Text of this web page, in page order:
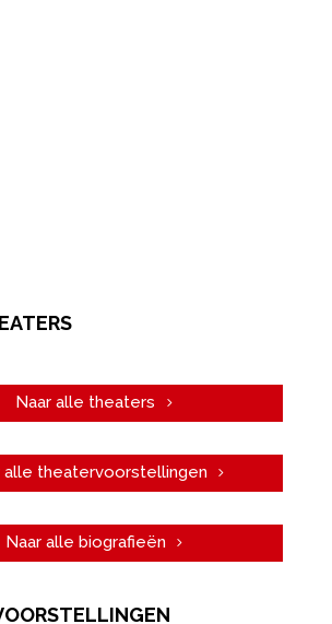
Naar alle theaters
alle theatervoorstellingen
Naar alle biografieën